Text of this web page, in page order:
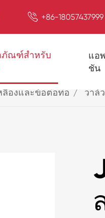
 +86-18057437999
ภัณฑ์สำหรับ
แอ
ชัน
ลืองและข้อต่อท่อ วาล์